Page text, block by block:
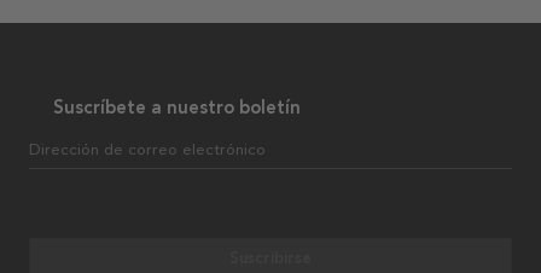
Suscríbete a nuestro boletín
Dirección de correo electrónico